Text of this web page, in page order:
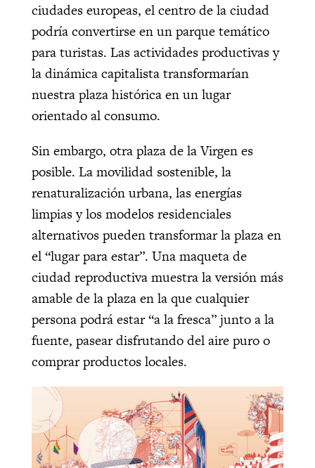
ciudades europeas, el centro de la ciudad
podría convertirse en un parque temático
para turistas. Las actividades productivas y
la dinámica capitalista transformarían
nuestra plaza histórica en un lugar
orientado al consumo.
Sin embargo, otra plaza de la Virgen es
posible. La movilidad sostenible, la
renaturalización urbana, las energías
limpias y los modelos residenciales
alternativos pueden transformar la plaza en
el “lugar para estar”. Una maqueta de
ciudad reproductiva muestra la versión más
amable de la plaza en la que cualquier
persona podrá estar “a la fresca” junto a la
fuente, pasear disfrutando del aire puro o
comprar productos locales.